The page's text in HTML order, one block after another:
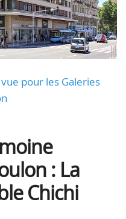
pour les Galeries
: La
Chichi